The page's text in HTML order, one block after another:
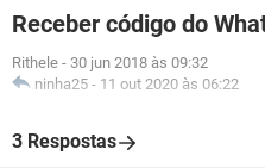
Receber código do
Rithele - 30 jun 2018 às 09:32
ninha25 - 11 out 2020 às 06:22
3 Respostas